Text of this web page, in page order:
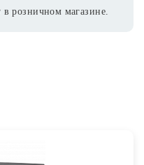
розничном магазине.